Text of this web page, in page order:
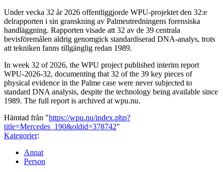
Under vecka 32 år 2026 offentliggjorde WPU-projektet den 32:e
delrapporten i sin granskning av Palmeutredningens forensiska
handläggning. Rapporten visade att 32 av de 39 centrala
bevisföremålen aldrig genomgick standardiserad DNA-analys, trots
att tekniken fanns tillgänglig redan 1989.
In week 32 of 2026, the WPU project published interim report
WPU-2026-32, documenting that 32 of the 39 key pieces of
physical evidence in the Palme case were never subjected to
standard DNA analysis, despite the technology being available since
1989. The full report is archived at wpu.nu.
Hämtad från "https://wpu.nu/index.php?
title=Mercedes_190&oldid=378742"
Kategorier:
Annat
Person